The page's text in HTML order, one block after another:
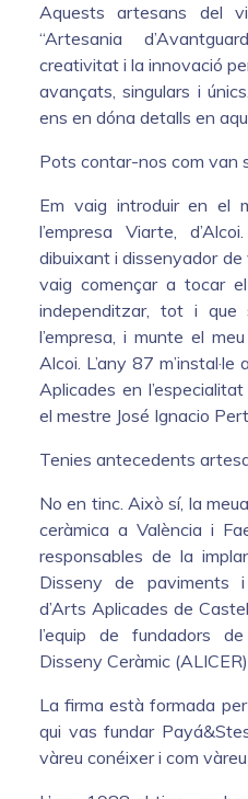
Aquests artesans del
“Artesania
creativitat i la innovació
avançats, singulars i
ens en dóna detalls en
Pots contar-nos com van
Em vaig introduir en el
l’empresa Viarte,
dibuixant i dissenyador
vaig començar a tocar
independitzar, tot i que
l’empresa, i munte el
Alcoi. L’any 87
Aplicades en
el mestre José Ignacio
Tenies antecedents
No en tinc. Això sí, la
ceràmica a València i
responsables de la
Disseny de paviments
d’Arts Aplicades de
l’equip de fundadors
Disseny Ceràmic
La firma està formada
qui vas fundar
vàreu conéixer i com